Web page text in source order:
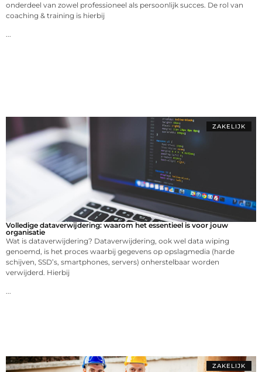
onderdeel van zowel professioneel als persoonlijk succes. De rol van
coaching & training is hierbij
...
ZAKELIJK
Volledige dataverwijdering: waarom het essentieel is voor jouw
organisatie
Wat is dataverwijdering? Dataverwijdering, ook wel data wiping
genoemd, is het proces waarbij gegevens op opslagmedia (harde
schijven, SSD’s, smartphones, servers) onherstelbaar worden
verwijderd. Hierbij
...
ZAKELIJK